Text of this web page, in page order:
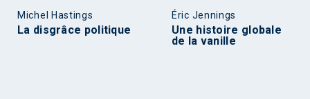
Michel Hastings
La disgrâce politique
Éric Jennings
Une histoire globale
de la vanille